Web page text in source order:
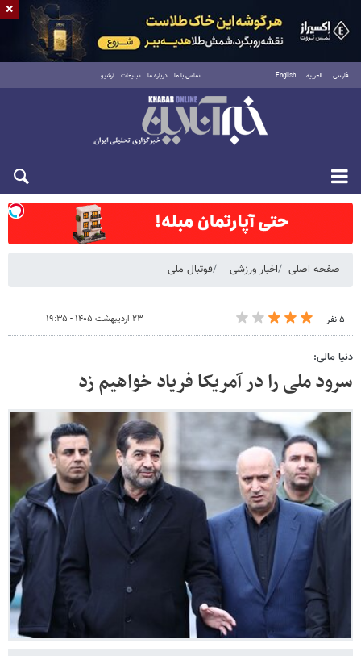
فارسی العربية English تماس با ما درباره ما تبلیغات آرشیو
شنبه ۱۷ مرداد ۱۴۰۵
صفحه اصلی اخبار ورزشی فوتبال ملی
۵ نفر ۲۳ اردیبهشت ۱۴۰۵ - ۱۹:۳۵
دنیا مالی:
سرود ملی را در آمریکا فریاد خواهیم زد
×